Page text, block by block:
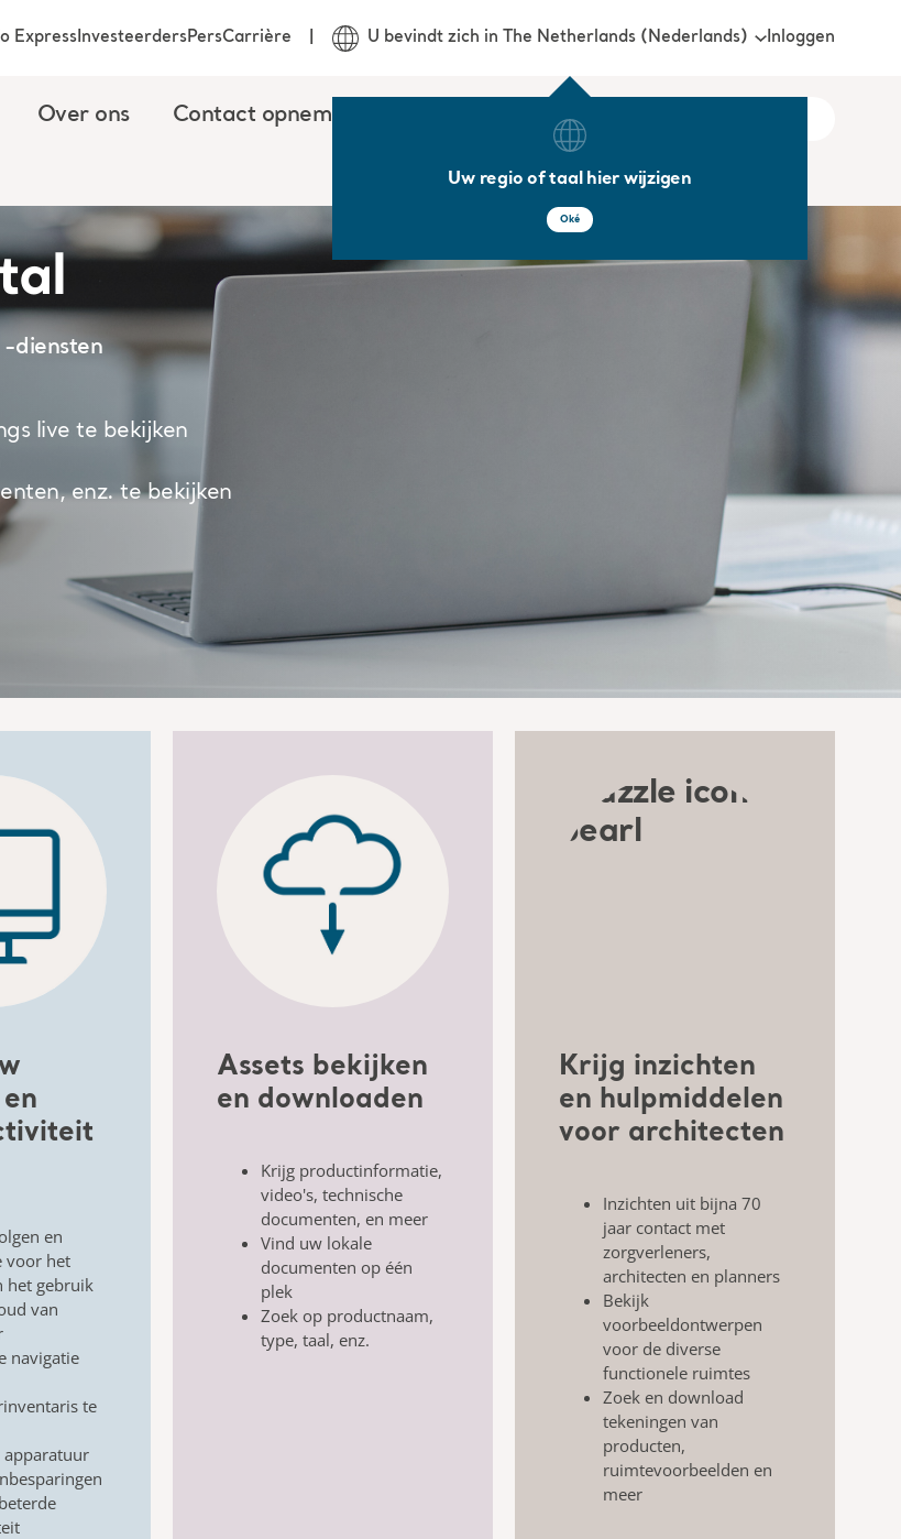
Over ons Contact opnemen
ExpressInvesteerdersPersCarrière U bevindt zich in The Netherlands (Nederlands)
Uw regio of taal hier wijzigen
Oké
Inloggen
diensten
live te bekijken
enz. te bekijken
en
voor het
het gebruik
van
navigatie
te
apparatuur
Assets bekijken
en downloaden
Krijg productinformatie,
video's, technische
documenten, en meer
Vind uw lokale
documenten op één
plek
Zoek op productnaam,
type, taal, enz.
Krijg inzichten
en hulpmiddelen
voor architecten
Inzichten uit bijna 70
jaar contact met
zorgverleners,
architecten en planners
Bekijk
voorbeeldontwerpen
voor de diverse
functionele ruimtes
Zoek en download
tekeningen van
producten,
ruimtevoorbeelden en
meer